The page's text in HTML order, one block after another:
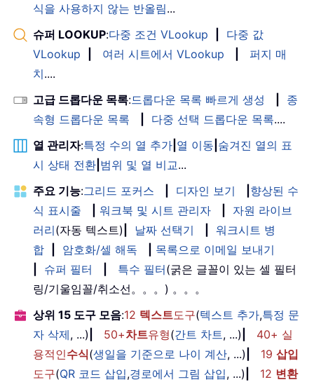
식을 사용하지 않는 반올림...
슈퍼 LOOKUP:다중 조건 VLookup
다중 값
VLookup
여러 시트에서 VLookup
퍼지 매
치....
고급 드롭다운 목록:드롭다운 목록 빠르게 생성
종
속형 드롭다운 목록
다중 선택 드롭다운 목록....
열 관리자:특정 수의 열 추가 열 이동 숨겨진 열의 표
시 상태 전환 범위 및 열 비교...
주요 기능:그리드 포커스 디자인 보기
향상된 수
식 표시줄
워크북 및 시트 관리자
자원 라이브
러리(자동 텍스트) 날짜 선택기
워크시트 병
합
암호화/셀 해독
목록으로 이메일 보내기
슈퍼 필터 특수 필터(굵은 글꼴이 있는 셀 필터
링/기울임꼴/취소선。。。) 。。。
상위 15 도구 모음:12 텍스트도구(텍스트 추가,특정 문
자 삭제, ...) 50+차트유형(간트 차트, ...)
40+ 실
용적인수식(생일을 기준으로 나이 계산, ...) 19 삽입
도구(QR 코드 삽입,경로에서 그림 삽입, ...) 12 변환